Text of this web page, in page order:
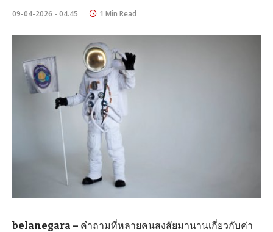
09-04-2026 - 04.45 1 Min Read
belanegara – คำถามที่หลายคนสงสัยมานานเกี่ยวกับค่า